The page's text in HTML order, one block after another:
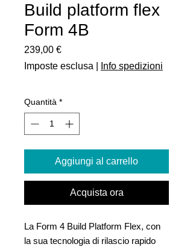
Build platform flex
Form 4B
239,00 €Prezzo
Imposte esclusa
Info spedizioni
Quantità *
Aggiungi al carrello
Acquista ora
La Form 4 Build Platform Flex, con
la sua tecnologia di rilascio rapido